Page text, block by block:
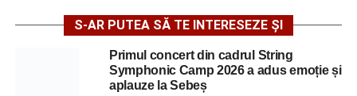
S-AR PUTEA SĂ TE INTERESEZE ȘI
Primul concert din cadrul String
Symphonic Camp 2026 a adus emoție și
aplauze la Sebeș